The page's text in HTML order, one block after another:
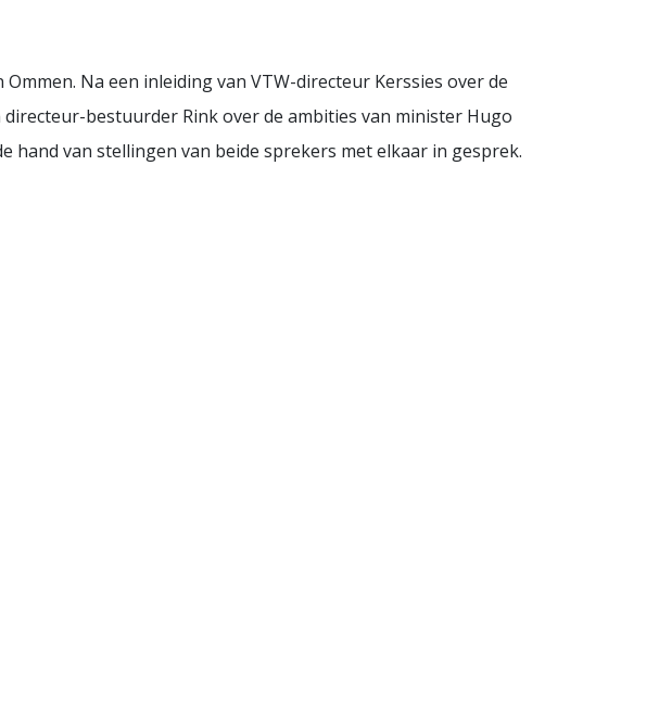
Na een inleiding van VTW-directeur Kerssies over de
bestuurder Rink over de ambities van minister Hugo
hand van stellingen van beide sprekers met elkaar in gesprek.